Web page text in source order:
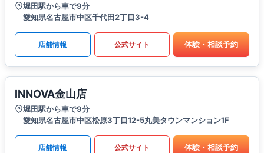
堀田駅から車で9分
愛知県名古屋市中区千代田2丁目3-4
店舗情報 公式サイト 体験・相談予約
INNOVA金山店
堀田駅から車で9分
愛知県名古屋市中区松原3丁目12-5丸美タウンマンション1F
店舗情報 公式サイト 体験・相談予約